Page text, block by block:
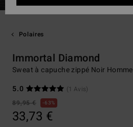
Polaires
Immortal Diamond
Sweat à capuche zippé Noir Homme
5.0
(1 Avis)
89,95 €
63%
33,73 €